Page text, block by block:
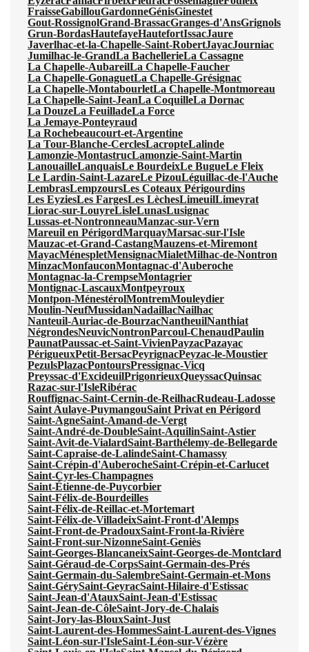
FraisseGabillouGardonneGénisGinestet
Gout-RossignolGrand-BrassacGranges-d'AnsGrignols
Grun-BordasHautefayeHautefortIssacJaure
Javerlhac-et-la-Chapelle-Saint-RobertJayacJourniac
Jumilhac-le-GrandLa BachellerieLa Cassagne
La Chapelle-AubareilLa Chapelle-Faucher
La Chapelle-GonaguetLa Chapelle-Grésignac
La Chapelle-MontabourletLa Chapelle-Montmoreau
La Chapelle-Saint-JeanLa CoquilleLa Dornac
La DouzeLa FeuilladeLa Force
La Jemaye-Ponteyraud
La Rochebeaucourt-et-Argentine
La Tour-Blanche-CerclesLacropteLalinde
Lamonzie-MontastrucLamonzie-Saint-Martin
LanouailleLanquaisLe BourdeixLe BugueLe Fleix
Le Lardin-Saint-LazareLe PizouLéguillac-de-l'Auche
LembrasLempzoursLes Coteaux Périgourdins
Les EyziesLes FargesLes LèchesLimeuilLimeyrat
Liorac-sur-LouyreLisleLunasLusignac
Lussas-et-NontronneauManzac-sur-Vern
Mareuil en PérigordMarquayMarsac-sur-l'Isle
Mauzac-et-Grand-CastangMauzens-et-Miremont
MayacMénespletMensignacMialetMilhac-de-Nontron
MinzacMonfauconMontagnac-d'Auberoche
Montagnac-la-CrempseMontagrier
Montignac-LascauxMontpeyroux
Montpon-MénestérolMontremMouleydier
Moulin-NeufMussidanNadaillacNailhac
Nanteuil-Auriac-de-BourzacNantheuilNanthiat
NégrondesNeuvicNontronParcoul-ChenaudPaulin
PaunatPaussac-et-Saint-VivienPayzacPazayac
PérigueuxPetit-BersacPeyrignacPeyzac-le-Moustier
PezulsPlazacPontoursPressignac-Vicq
Preyssac-d'ExcideuilPrigonrieuxQueyssacQuinsac
Razac-sur-l'IsleRibérac
Rouffignac-Saint-Cernin-de-ReilhacRudeau-Ladosse
Saint Aulaye-PuymangouSaint Privat en Périgord
Saint-AgneSaint-Amand-de-Vergt
Saint-André-de-DoubleSaint-AquilinSaint-Astier
Saint-Avit-de-VialardSaint-Barthélemy-de-Bellegarde
Saint-Capraise-de-LalindeSaint-Chamassy
Saint-Crépin-d'AuberocheSaint-Crépin-et-Carlucet
Saint-Cyr-les-Champagnes
Saint-Étienne-de-Puycorbier
Saint-Félix-de-Bourdeilles
Saint-Félix-de-Reillac-et-Mortemart
Saint-Félix-de-VilladeixSaint-Front-d'Alemps
Saint-Front-de-PradouxSaint-Front-la-Rivière
Saint-Front-sur-NizonneSaint-Geniès
Saint-Georges-BlancaneixSaint-Georges-de-Montclard
Saint-Géraud-de-CorpsSaint-Germain-des-Prés
Saint-Germain-du-SalembreSaint-Germain-et-Mons
Saint-GérySaint-GeyracSaint-Hilaire-d'Estissac
Saint-Jean-d'AtauxSaint-Jean-d'Estissac
Saint-Jean-de-CôleSaint-Jory-de-Chalais
Saint-Jory-las-BlouxSaint-Just
Saint-Laurent-des-HommesSaint-Laurent-des-Vignes
Saint-Léon-sur-l'IsleSaint-Léon-sur-Vézère